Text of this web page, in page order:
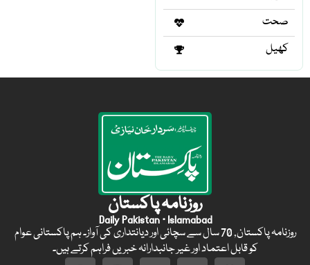
صحت
کھیل
روزنامہ پاکستان
Daily Pakistan · Islamabad
روزنامہ پاکستان, 70 سال سے سچائی اور دیانتداری کی آواز۔ ہم پاکستانی عوام
کو قابل اعتماد اور غیر جانبدارانہ خبریں فراہم کرتے ہیں۔